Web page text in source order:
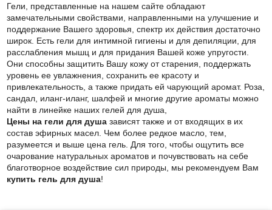
Гели, представленные на нашем сайте обладают
замечательными свойствами, направленными на улучшение и
поддержание Вашего здоровья, спектр их действия достаточно
широк. Есть гели для интимной гигиены и для депиляции, для
расслабления мышц и для придания Вашей коже упругости.
Они способны защитить Вашу кожу от старения, поддержать
уровень ее увлажнения, сохранить ее красоту и
привлекательность, а также придать ей чарующий аромат. Роза,
сандал, иланг-иланг, шалфей и многие другие ароматы можно
найти в линейке наших гелей для душа,
Цены на гели для душазависят также и от входящих в их
состав эфирных масел. Чем более редкое масло, тем,
разумеется и выше цена гель. Для того, чтобы ощутить все
очарование натуральных ароматов и почувствовать на себе
благотворное воздействие сил природы, мы рекомендуем Вам
купить гель для душа!